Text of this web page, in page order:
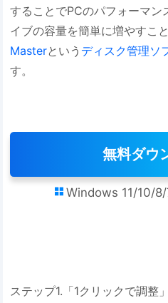
することでPCのパフォーマン
イブの容量を簡単に増やすこ
Masterという ディスク管理ソ
す。
無料ダウ
 Windows 11/10/
ステップ1.「1クリックで調整